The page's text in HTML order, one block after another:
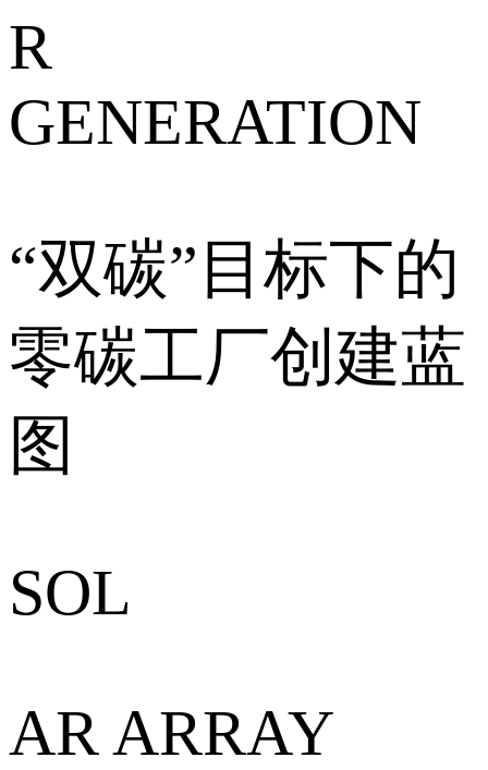
R
GENERATION
“双碳”目标下的
零碳工厂创建蓝
图
SOL
AR ARRAY